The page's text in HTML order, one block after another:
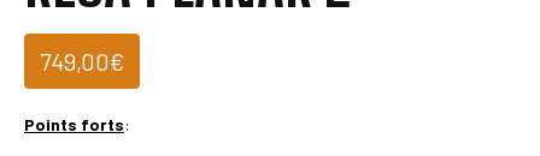
749,00€
Points forts: